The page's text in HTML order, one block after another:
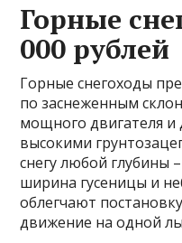
Горные
000 рублей
Горные снегоходы
по заснеженным
мощного двигателя и
высокими
снегу любой глубины
ширина гусеницы и
облегчают
движение на одной